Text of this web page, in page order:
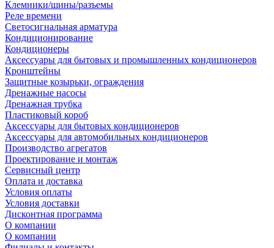
Клемники/шины/разъемы
Реле времени
Светосигнальная арматура
Кондиционирование
Кондиционеры
Аксессуары для бытовых и промышленных кондиционеров
Кронштейны
Защитные козырьки, ограждения
Дренажные насосы
Дренажная трубка
Пластиковый короб
Аксессуары для бытовых кондиционеров
Аксессуары для автомобильных кондиционеров
Производство агрегатов
Проектирование и монтаж
Сервисный центр
Оплата и доставка
Условия оплаты
Условия доставки
Дисконтная программа
О компании
О компании